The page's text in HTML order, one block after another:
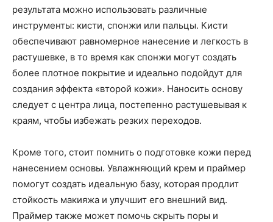
результата можно использовать различные
инструменты: кисти, спонжи или пальцы. Кисти
обеспечивают равномерное нанесение и легкость в
растушевке, в то время как спонжи могут создать
более плотное покрытие и идеально подойдут для
создания эффекта «второй кожи». Наносить основу
следует с центра лица, постепенно растушевывая к
краям, чтобы избежать резких переходов.
Кроме того, стоит помнить о подготовке кожи перед
нанесением основы. Увлажняющий крем и праймер
помогут создать идеальную базу, которая продлит
стойкость макияжа и улучшит его внешний вид.
Праймер также может помочь скрыть поры и